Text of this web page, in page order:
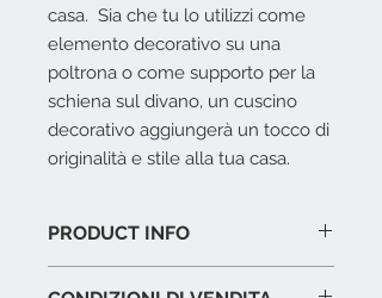
casa. Sia che tu lo utilizzi come
elemento decorativo su una
poltrona o come supporto per la
schiena sul divano, un cuscino
decorativo aggiungerà un tocco di
originalità e stile alla tua casa.
PRODUCT INFO